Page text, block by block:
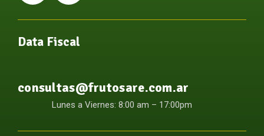
Data Fiscal
consultas@frutosare.com.ar
Lunes a Viernes: 8:00 am – 17:00pm